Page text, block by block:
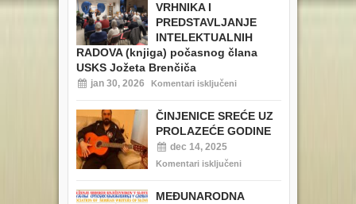
VRHNIKA I
PREDSTAVLJANJE
INTELEKTUALNIH
RADOVA (knjiga) počasnog člana
USKS Jožeta Brenčiča
jan 30, 2026 Komentari isključeni
ČINJENICE SREĆE UZ
PROLAZEĆE GODINE
dec 14, 2025
Komentari isključeni
MEĐUNARODNA